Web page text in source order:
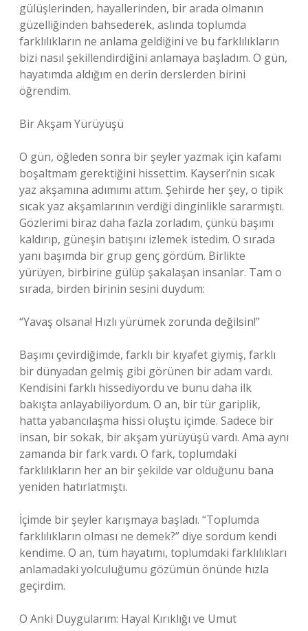
gülüşlerinden, hayallerinden, bir arada olmanın
güzelliğinden bahsederek, aslında toplumda
farklılıkların ne anlama geldiğini ve bu farklılıkların
bizi nasıl şekillendirdiğini anlamaya başladım. O gün,
hayatımda aldığım en derin derslerden birini
öğrendim.
Bir Akşam Yürüyüşü
O gün, öğleden sonra bir şeyler yazmak için kafamı
boşaltmam gerektiğini hissettim. Kayseri’nin sıcak
yaz akşamına adımımı attım. Şehirde her şey, o tipik
sıcak yaz akşamlarının verdiği dinginlikle sararmıştı.
Gözlerimi biraz daha fazla zorladım, çünkü başımı
kaldırıp, güneşin batışını izlemek istedim. O sırada
yanı başımda bir grup genç gördüm. Birlikte
yürüyen, birbirine gülüp şakalaşan insanlar. Tam o
sırada, birden birinin sesini duydum:
“Yavaş olsana! Hızlı yürümek zorunda değilsin!”
Başımı çevirdiğimde, farklı bir kıyafet giymiş, farklı
bir dünyadan gelmiş gibi görünen bir adam vardı.
Kendisini farklı hissediyordu ve bunu daha ilk
bakışta anlayabiliyordum. O an, bir tür gariplik,
hatta yabancılaşma hissi oluştu içimde. Sadece bir
insan, bir sokak, bir akşam yürüyüşü vardı. Ama aynı
zamanda bir fark vardı. O fark, toplumdaki
farklılıkların her an bir şekilde var olduğunu bana
yeniden hatırlatmıştı.
İçimde bir şeyler karışmaya başladı. “Toplumda
farklılıkların olması ne demek?” diye sordum kendi
kendime. O an, tüm hayatımı, toplumdaki farklılıkları
anlamadaki yolculuğumu gözümün önünde hızla
geçirdim.
O Anki Duygularım: Hayal Kırıklığı ve Umut